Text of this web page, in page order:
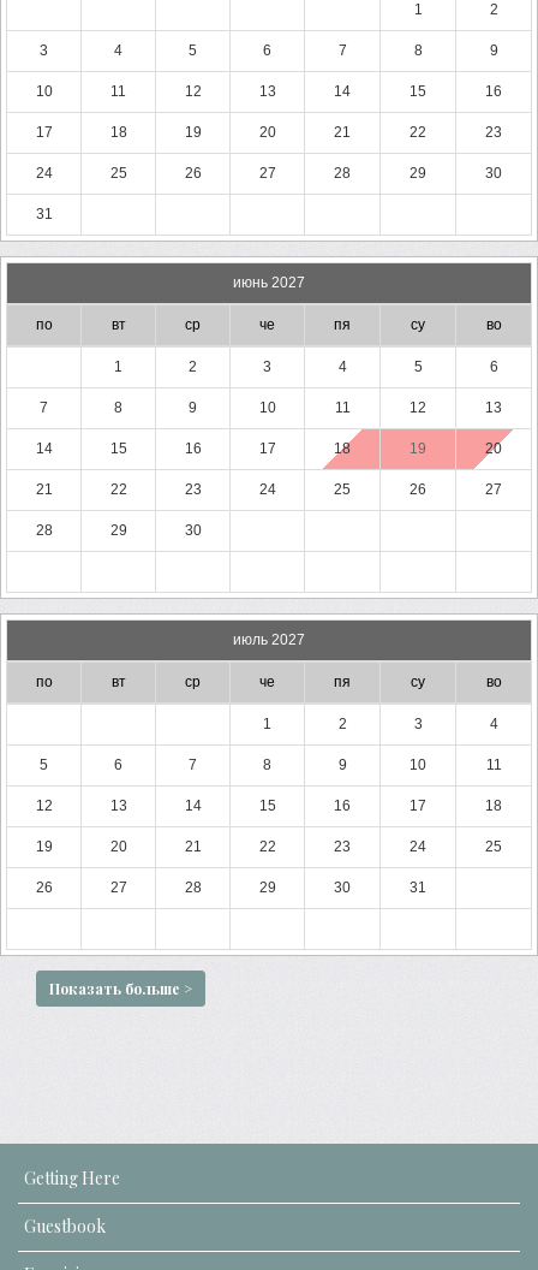
1 2
3 4 5 6 7 8 9
10 11 12 13 14 15 16
17 18 19 20 21 22 23
24 25 26 27 28 29 30
31
июнь 2027
по вт ср че пя су во
1 2 3 4 5 6
7 8 9 10 11 12 13
14 15 16 17 18 19 20
21 22 23 24 25 26 27
28 29 30
июль 2027
по вт ср че пя су во
1 2 3 4
5 6 7 8 9 10 11
12 13 14 15 16 17 18
19 20 21 22 23 24 25
26 27 28 29 30 31
Показать больше >
Getting Here
Guestbook